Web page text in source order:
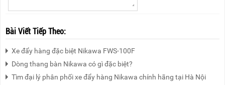
Bài Viết Tiếp Theo:
Xe đẩy hàng đặc biệt Nikawa FWS-100F
Dòng thang bàn Nikawa có gì đặc biệt?
Tìm đại lý phân phối xe đẩy hàng Nikawa chính hãng tại Hà Nội